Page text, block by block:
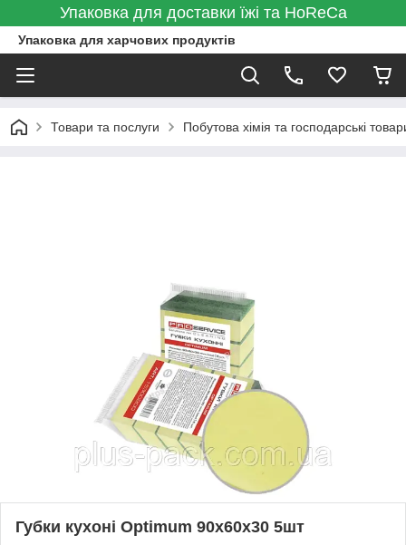
Упаковка для доставки їжі та HoReCa
Упаковка для харчових продуктів
Товари та послуги Побутова хімія та господарські
Губки кухоні Optimum 90х60х30 5шт